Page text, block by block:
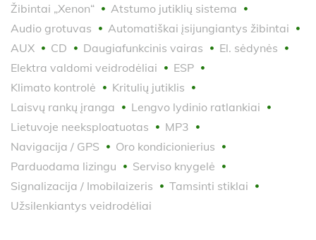
Žibintai „Xenon“
Atstumo jutiklių sistema
Audio grotuvas
Automatiškai įsijungiantys žibintai
AUX
CD Daugiafunkcinis vairas
El. sėdynės
Elektra valdomi veidrodėliai
ESP
Klimato kontrolė
Kritulių jutiklis
Laisvų rankų įranga
Lengvo lydinio ratlankiai
Lietuvoje neeksploatuotas
MP3
Navigacija / GPS
Oro kondicionierius
Parduodama lizingu
Serviso knygelė
Signalizacija / Imobilaizeris
Tamsinti stiklai
Užsilenkiantys veidrodėliai